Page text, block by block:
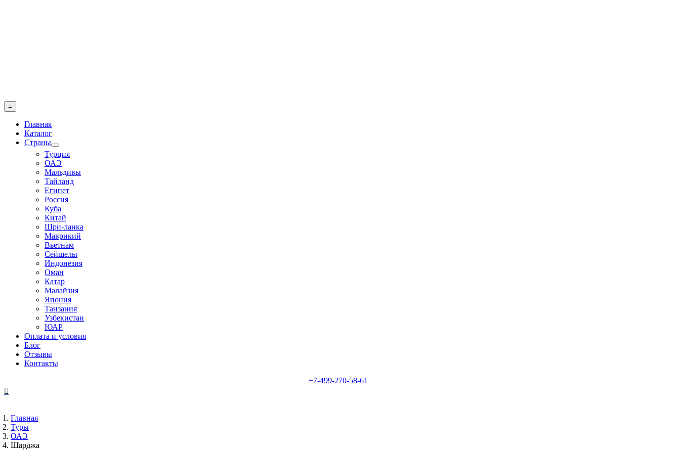
=
Главная
Каталог
Страны
Турция
ОАЭ
Мальдивы
Тайланд
Египет
Россия
Куба
Китай
Шри-ланка
Маврикий
Вьетнам
Сейшелы
Индонезия
Оман
Катар
Малайзия
Япония
Танзания
Узбекистан
ЮАР
Оплата и условия
Блог
Отзывы
Контакты
+7-499-270-58-61
Главная
Туры
ОАЭ
Шарджа